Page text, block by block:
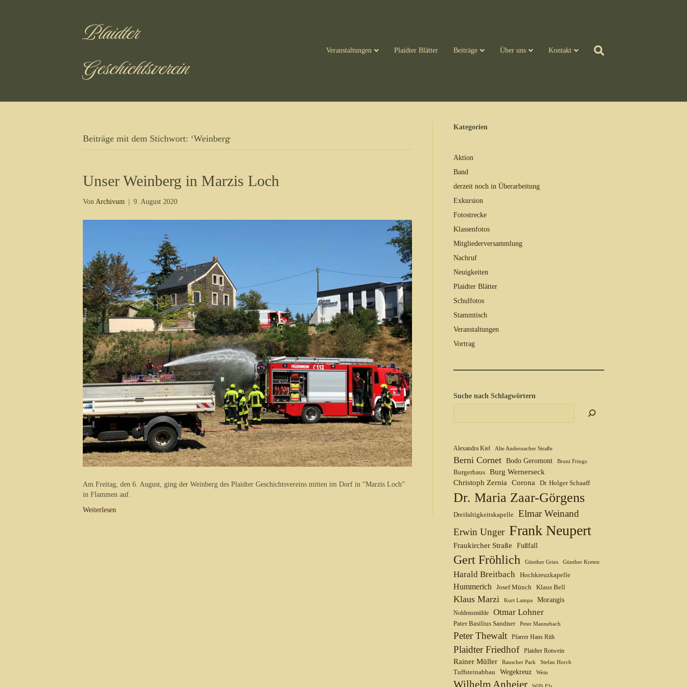
Plaidter
Geschichtsverein
Veranstaltungen Plaidter Blätter Beiträge Über uns Kontakt
Beiträge mit dem Stichwort: ‘Weinberg̵
Unser Weinberg in Marzis Loch
Von Archivum 9. August 2020
Am Freitag, den 6. August, ging der Weinberg des Plaidter Geschichtsvereins mitten im Dorf in “Marzis Loch”
in Flammen auf.
Weiterlesen
Kategorien
Aktion
Band
derzeit noch in Überarbeitung
Exkursion
Fotostrecke
Klassenfotos
Mitgliederversammlung
Nachruf
Neuigkeiten
Plaidter Blätter
Schulfotos
Stammtisch
Veranstaltungen
Vortrag
Suche nach Schlagwörtern
Alexandra Kiel Alte Andernacher Straße
Berni Cornet Bodo Geromont Bruni Frings
Burgerhaus Burg Wernerseck
Christoph Zernia
Corona Dr. Holger Schaaff
Dr. Maria Zaar-Görgens
Dreifaltigkeitskapelle Elmar Weinand
Erwin Unger Frank Neupert
Fraukircher Straße Fußfall
Gert Fröhlich Günther Gries Günther Kreten
Harald Breitbach Hochkreuzkapelle
Hummerich Josef Münch Klaus Bell
Klaus Marzi Kurt Lampa Morangis
Noldensmühle Otmar Lohner
Pater Basilius Sandner Peter Mannebach
Peter Thewalt Pfarrer Hans Rith
Plaidter Friedhof Plaidter Rotwein
Rainer Müller Rauscher Park Stefan Horch
Tuffsteinabbau Wegekreuz Wein
Wilhelm Anheier